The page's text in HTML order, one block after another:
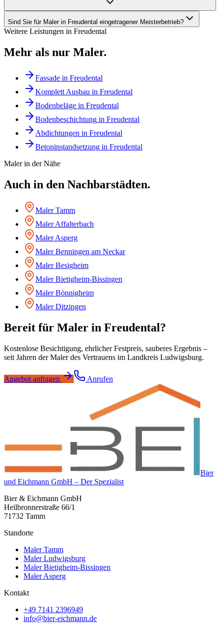
Sind Sie für Maler in Freudental eingetragener Meisterbetrieb?
Weitere Leistungen in Freudental
Mehr als nur Maler.
Fassade in Freudental
Komplett Ausbau in Freudental
Bodenbeläge in Freudental
Bodenbeschichtung in Freudental
Abdichtungen in Freudental
Betoninstandsetzung in Freudental
Malerin der Nähe
Auch in den Nachbarstädten.
Maler Tamm
Maler Affalterbach
Maler Asperg
Maler Benningen am Neckar
Maler Besigheim
Maler Bietigheim-Bissingen
Maler Bönnigheim
Maler Ditzingen
Bereit für Maler in Freudental?
Kostenlose Besichtigung, ehrlicher Festpreis, sauberes Ergebnis –
seit Jahren der Maler des Vertrauens im Landkreis Ludwigsburg.
Angebot anfragen Anrufen
Bier
und Eichmann GmbH – Der Spezialist
Bier & Eichmann GmbH
Heilbronnerstraße 66/1
71732 Tamm
Standorte
Maler Tamm
Maler Ludwigsburg
Maler Bietigheim-Bissingen
Maler Asperg
Kontakt
+49 7141 2396949
info@bier-eichmann.de